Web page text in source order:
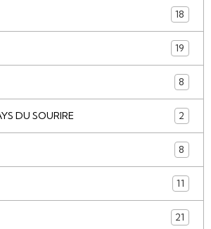
18
19
8
DU SOURIRE 2
8
11
21